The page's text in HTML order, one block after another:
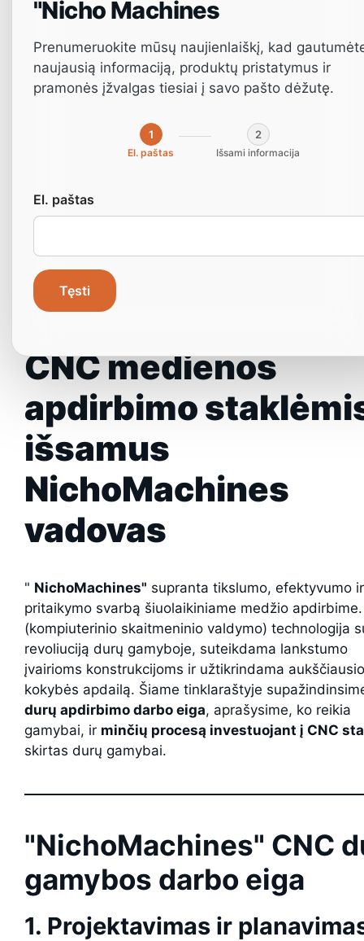
Durų apdorojimas
CNC medienos
apdirbimo
išsamus
NichoMachines
vadovas
" NichoMachines" supranta tikslumo, efektyvumo ir
pritaikymo svarbą šiuolaikiniame medžio apdirbime.
(kompiuterinio skaitmeninio valdymo) technologija
revoliuciją durų gamyboje, suteikdama lankstumo
įvairioms konstrukcijoms ir užtikrindama
kokybės apdailą. Šiame tinklaraštyje
durų apdirbimo darbo eiga, aprašysime, ko reikia
gamybai, ir minčių procesą investuojant į CNC
skirtas durų gamybai.
"NichoMachines" CNC
gamybos darbo eiga
1. Projektavimas ir
"Nicho Machines
Prenumeruokite mūsų naujienlaiškį, kad
naujausią informaciją, produktų pristatymus ir
pramonės įžvalgas tiesiai į savo pašto dėžutę.
1
El. paštas
2
Išsami informacija
El. paštas
Tęsti